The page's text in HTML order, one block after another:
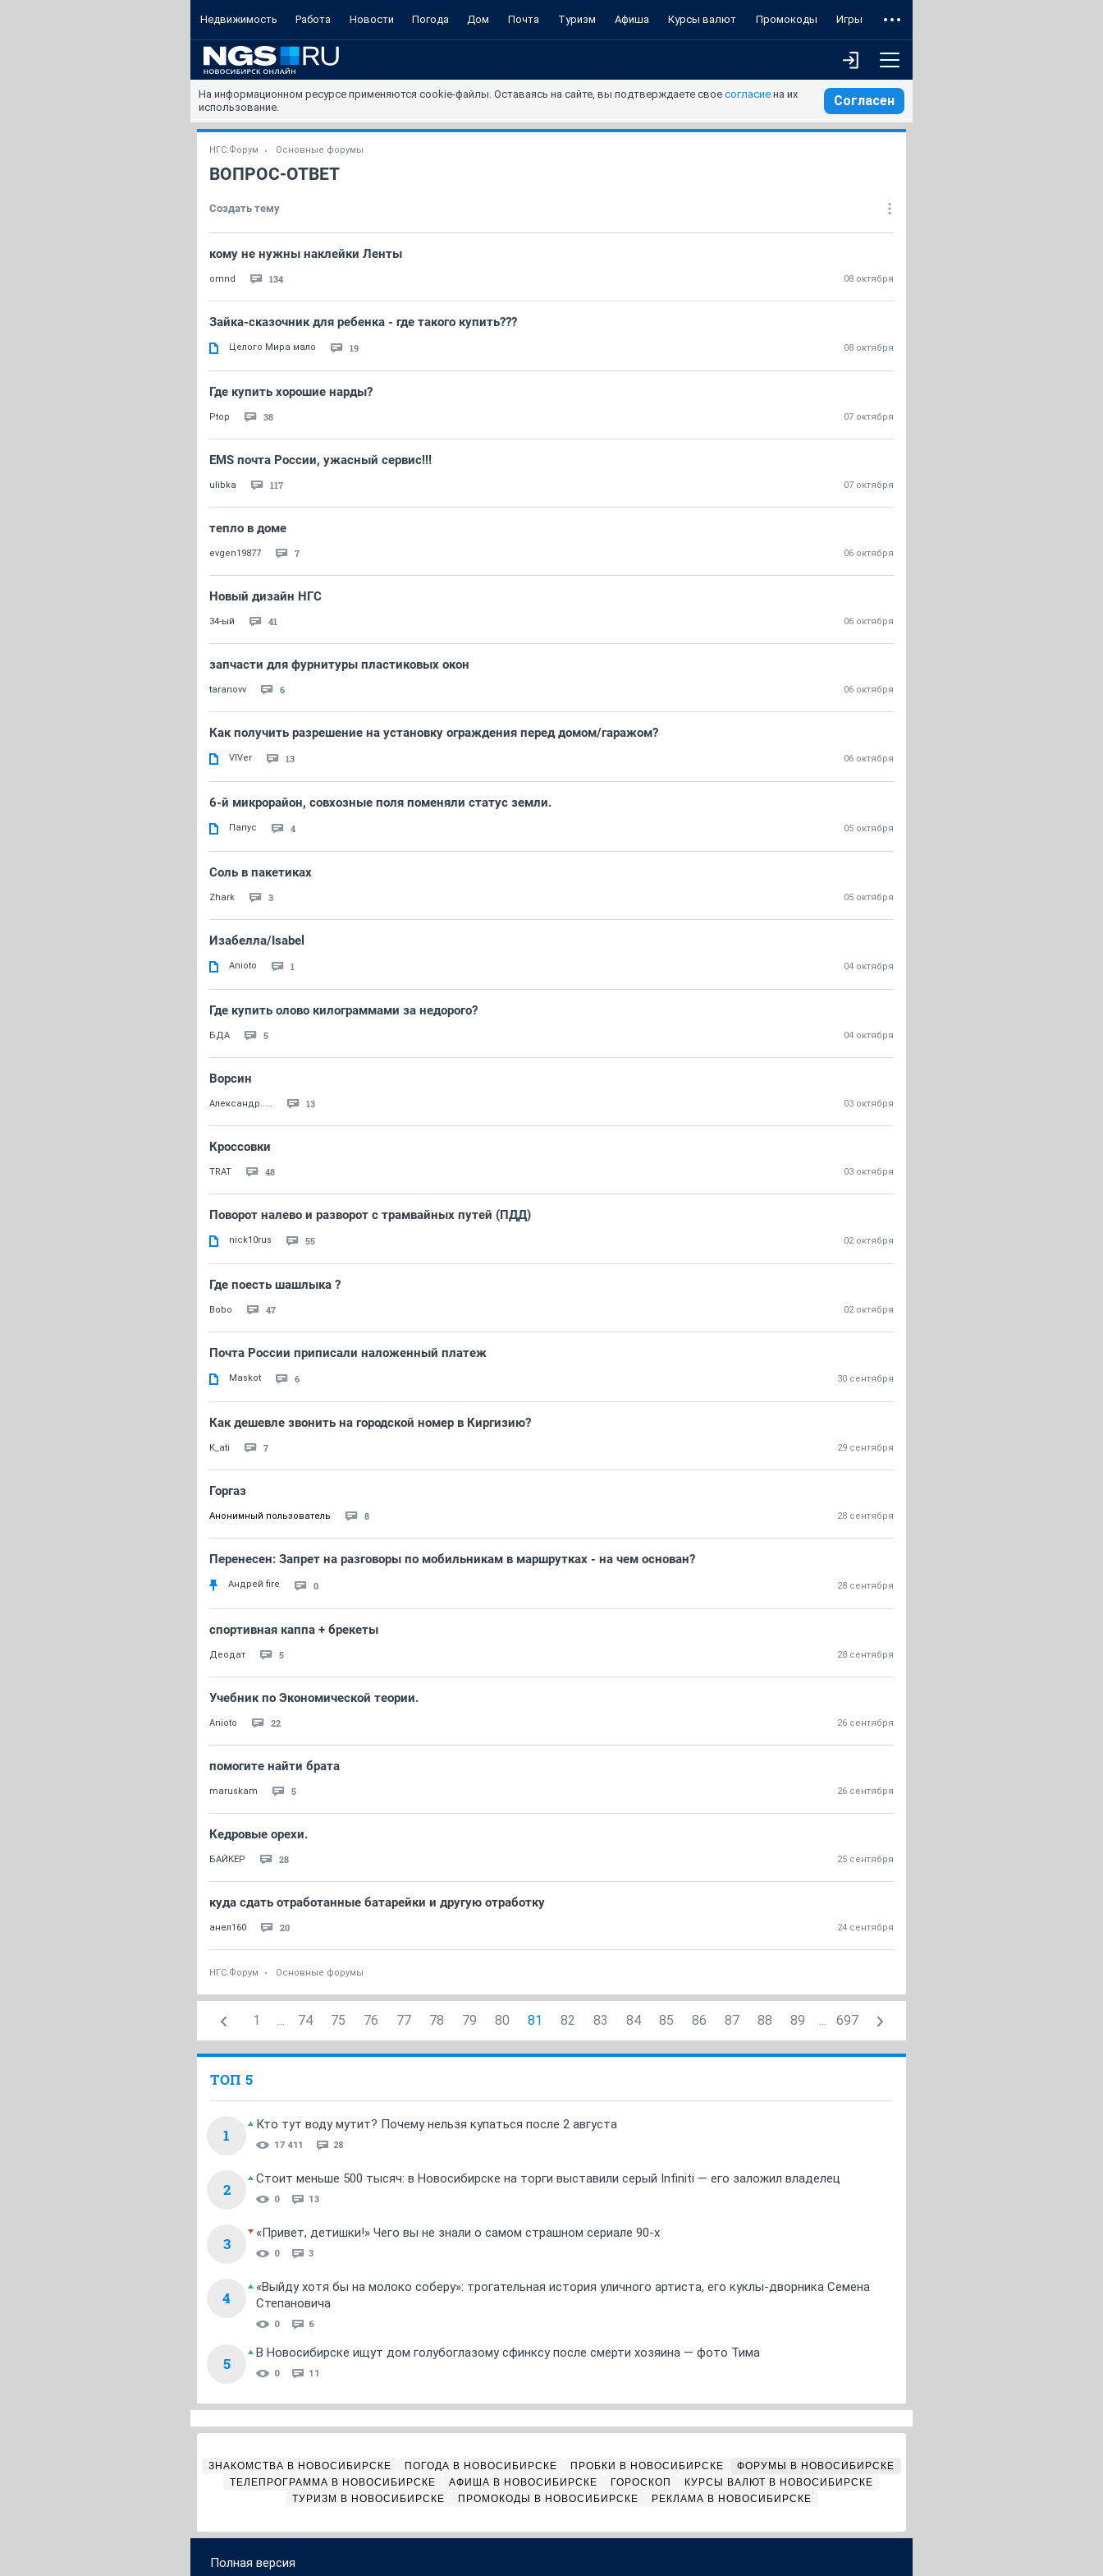
Недвижимость Работа Новости Погода Дом Почта Туризм Афиша Курсы валют Промокоды Игры
На информационном ресурсе применяются cookie-файлы. Оставаясь на сайте, вы подтверждаете свое согласие на их
использование.
Согласен
НГС.Форум Основные форумы
ВОПРОС-ОТВЕТ
Создать тему
кому не нужны наклейки Ленты
omnd 134 08 октября
Зайка-сказочник для ребенка - где такого купить???
Целого Мира мало 19 08 октября
Где купить хорошие нарды?
Ptop 38 07 октября
EMS почта России, ужасный сервис!!!
ulibka 117 07 октября
тепло в доме
evgen19877 7 06 октября
Новый дизайн НГС
34-ый 41 06 октября
запчасти для фурнитуры пластиковых окон
taranovv 6 06 октября
Как получить разрешение на установку ограждения перед домом/гаражом?
VIVer 13 06 октября
6-й микрорайон, совхозные поля поменяли статус земли.
Папус 4 05 октября
Соль в пакетиках
Zhark 3 05 октября
Изабелла/Isabel
Anioto 1 04 октября
Где купить олово килограммами за недорого?
БДА 5 04 октября
Ворсин
Александр..... 13 03 октября
Кроссовки
TRAT 48 03 октября
Поворот налево и разворот с трамвайных путей (ПДД)
nick10rus 55 02 октября
Где поесть шашлыка ?
Bobo 47 02 октября
Почта России приписали наложенный платеж
Maskot 6 30 сентября
Как дешевле звонить на городской номер в Киргизию?
K_ati 7 29 сентября
Горгаз
Анонимный пользователь 8 28 сентября
Перенесен: Запрет на разговоры по мобильникам в маршрутках - на чем основан?
Андрей fire 0 28 сентября
спортивная каппа + брекеты
Деодат 5 28 сентября
Учебник по Экономической теории.
Anioto 22 26 сентября
помогите найти брата
maruskam 5 26 сентября
Кедровые орехи.
БАЙКЕР 28 25 сентября
куда сдать отработанные батарейки и другую отработку
анел160 20 24 сентября
НГС.Форум Основные форумы
1 ... 74 75 76 77 78 79 80 81 82 83 84 85 86 87 88 89 ... 697
ТОП 5
1
Кто тут воду мутит? Почему нельзя купаться после 2 августа
17 411 28
2
Стоит меньше 500 тысяч: в Новосибирске на торги выставили серый Infiniti — его заложил владелец
0 13
3
«Привет, детишки!» Чего вы не знали о самом страшном сериале 90-х
0 3
4
«Выйду хотя бы на молоко соберу»: трогательная история уличного артиста, его куклы-дворника Семена
Степановича
0 6
5
В Новосибирске ищут дом голубоглазому сфинксу после смерти хозяина — фото Тима
0 11
ЗНАКОМСТВА В НОВОСИБИРСКЕ ПОГОДА В НОВОСИБИРСКЕ ПРОБКИ В НОВОСИБИРСКЕ
ФОРУМЫ В НОВОСИБИРСКЕ
ТЕЛЕПРОГРАММА В НОВОСИБИРСКЕ
АФИША В НОВОСИБИРСКЕ ГОРОСКОП
КУРСЫ ВАЛЮТ В НОВОСИБИРСКЕ
ТУРИЗМ В НОВОСИБИРСКЕ
ПРОМОКОДЫ В НОВОСИБИРСКЕ РЕКЛАМА В НОВОСИБИРСКЕ
Полная версия